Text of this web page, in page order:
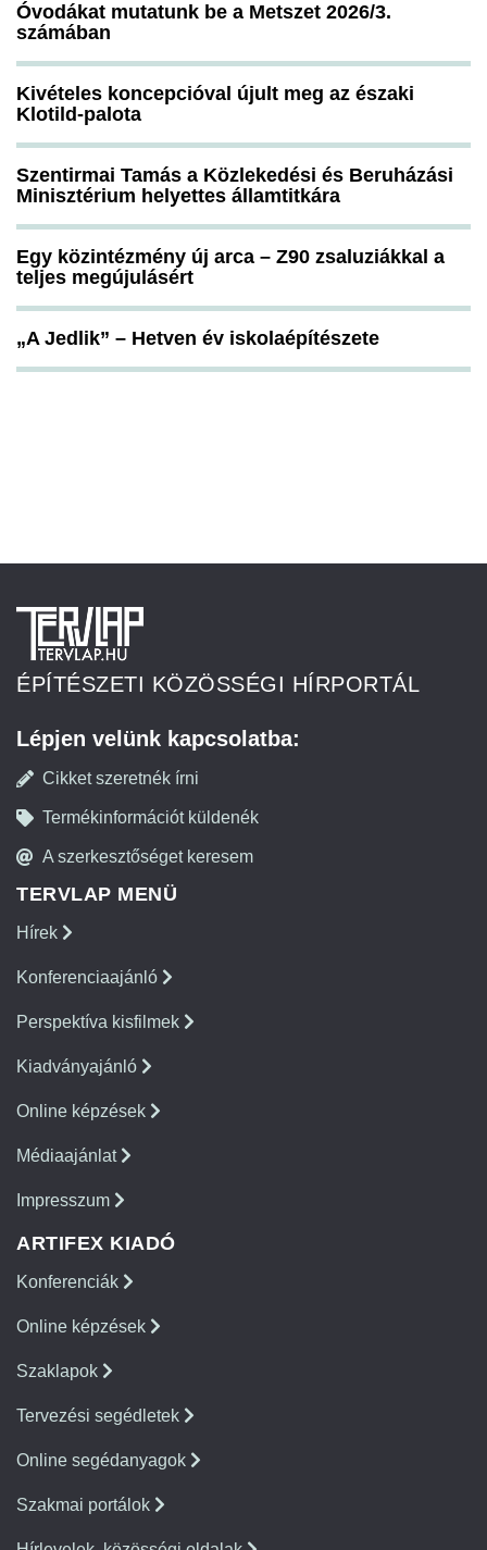
Óvodákat mutatunk be a Metszet 2026/3.
számában
Kivételes koncepcióval újult meg az északi
Klotild-palota
Szentirmai Tamás a Közlekedési és Beruházási
Minisztérium helyettes államtitkára
Egy közintézmény új arca – Z90 zsaluziákkal a
teljes megújulásért
„A Jedlik” – Hetven év iskolaépítészete
ÉPÍTÉSZETI KÖZÖSSÉGI HÍRPORTÁL
Lépjen velünk kapcsolatba:
Cikket szeretnék írni
Termékinformációt küldenék
A szerkesztőséget keresem
TERVLAP MENÜ
Hírek
Konferenciaajánló
Perspektíva kisfilmek
Kiadványajánló
Online képzések
Médiaajánlat
Impresszum
ARTIFEX KIADÓ
Konferenciák
Online képzések
Szaklapok
Tervezési segédletek
Online segédanyagok
Szakmai portálok